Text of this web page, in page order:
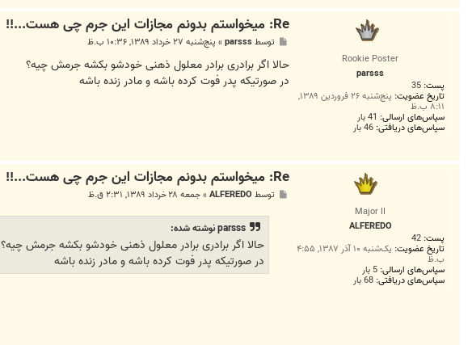
Rookie Poster
parsss
پست: 35
تاریخ عضویت: پنج‌شنبه ۲۶ فروردین ۱۳۸۹,
۸:۱۱ ب.ظ
سپاس‌های ارسالی: 41 بار
سپاس‌های دریافتی: 46 بار
Re: میخواستم بدونم مجازات این جرم چی هست...!!
ت
توسطparsss
» پنج‌شنبه ۲۷ خرداد ۱۳۸۹, ۱۰:۳۶ ب.ظ
حالا اگر برادری برادر معلول ذهنی خودشو بکشه جرمش چیه؟
در صورتیکه پدر فوت کرده باشه و مادر زنده باشه
Major II
ALFEREDO
پست: 42
تاریخ عضویت: یک‌شنبه ۱۰ آذر ۱۳۸۷, ۴:۵۵
ب.ظ
سپاس‌های ارسالی: 5 بار
سپاس‌های دریافتی: 68 بار
Re: میخواستم بدونم مجازات این جرم چی هست...!!
توسط ALFEREDO
»جمعه ۲۸ خرداد ۱۳۸۹, ۲:۳۱ ق.ظ
parsss نوشته شده:
حالا اگر برادری برادر معلول ذهنی خودشو بکشه جرمش چیه؟
در صورتیکه پدر فوت کرده باشه و مادر زنده باشه